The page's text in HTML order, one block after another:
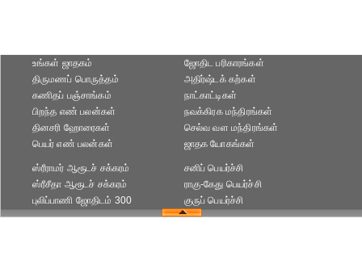
உங்கள் ஜாதகம்
திருமணப் பொருத்தம்
கணிதப் பஞ்சாங்கம்
ஜோதிட ப‌ரிகார‌ங்க‌ள்
அதிர்ஷ்டக் கற்கள்
நாட்காட்டிகள்
பிறந்த எண் பலன்கள்
தினசரி ஹோரைகள்
பெயர் எண் பலன்கள்
நவக்கிரக மந்திரங்கள்
செல்வ வள மந்திரங்கள்
ஜாதக யோகங்கள்
ஸ்ரீராமர் ஆரூடச் சக்கரம்
ஸ்ரீசீதா ஆரூடச் சக்கரம்
புலிப்பாணி ஜோதிடம் 300
சனிப் பெயர்ச்சி
ராகு-கேது பெயர்ச்சி
குருப் பெயர்ச்சி